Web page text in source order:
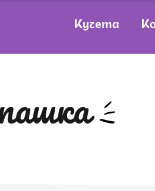
Кучета